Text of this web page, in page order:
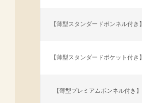
【薄型スタンダードボンネル付き】
【薄型スタンダードポケット付き】
【薄型プレミアムボンネル付き】